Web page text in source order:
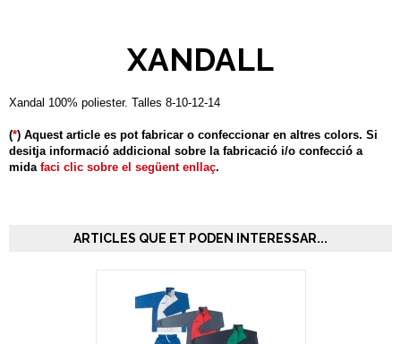
XANDALL
Xandal 100% poliester. Talles 8-10-12-14
(*) Aquest article es pot fabricar o confeccionar en altres colors. Si
desitja informació addicional sobre la fabricació i/o confecció a
mida faci clic sobre el següent enllaç.
ARTICLES QUE ET PODEN INTERESSAR...